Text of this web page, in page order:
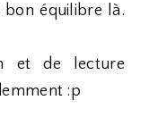
équilibre là.
et de lecture
:p